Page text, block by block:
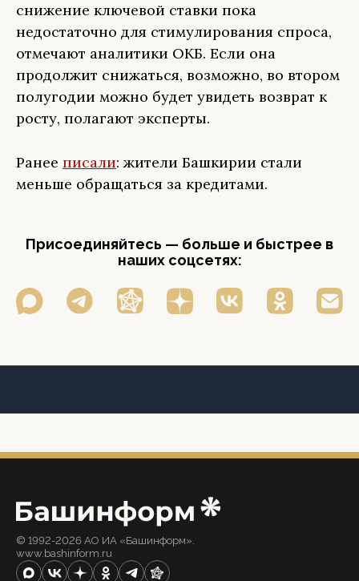
снижение ключевой ставки пока
недостаточно для стимулирования спроса,
отмечают аналитики ОКБ. Если она
продолжит снижаться, возможно, во втором
полугодии можно будет увидеть возврат к
росту, полагают эксперты.
Ранее писали: жители Башкирии стали
меньше обращаться за кредитами.
Присоединяйтесь — больше и быстрее в
наших соцсетях:
© 1992-2026 АО ИА «Башинформ».
www.bashinform.ru